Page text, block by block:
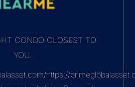
CONDO CLOSEST TO
YOU.
https://